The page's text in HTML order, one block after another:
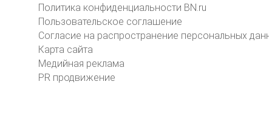
Политика конфиденциальности BN.ru
Пользовательское соглашение
Согласие на распространение персональных
Карта сайта
Медийная реклама
PR продвижение